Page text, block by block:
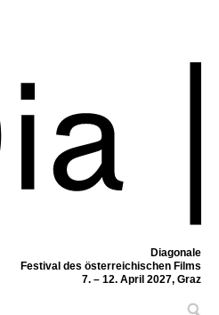
Diagonale
Festival des österreichischen Films
7. – 12. April 2027, Graz